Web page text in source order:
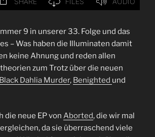
9 in unserer 33. Folge und das
– Was haben die Illuminaten damit
keine Ahnung und reden allen
zum Trotz über die neuen
Dahlia Murder, Benighted und
die neue EP von Aborted, die wir mal
da sie überraschend viele